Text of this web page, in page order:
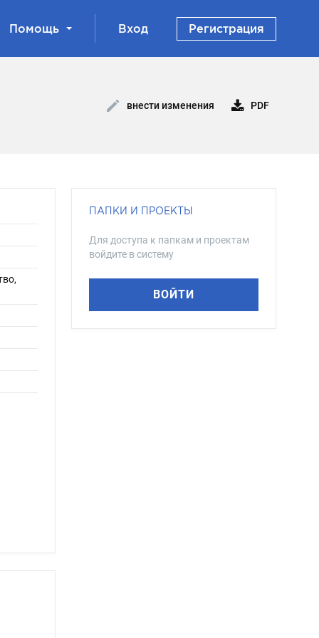
Помощь Вход Регистрация
внести изменения PDF
ПАПКИ И ПРОЕКТЫ
Для доступа к папкам и проектам
войдите в систему
ВОЙТИ